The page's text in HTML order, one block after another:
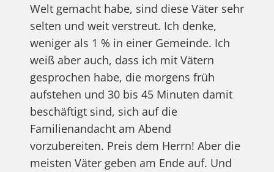
Welt gemacht habe, sind diese Väter sehr
selten und weit verstreut. Ich denke,
weniger als 1 % in einer Gemeinde. Ich
weiß aber auch, dass ich mit Vätern
gesprochen habe, die morgens früh
aufstehen und 30 bis 45 Minuten damit
beschäftigt sind, sich auf die
Familienandacht am Abend
vorzubereiten. Preis dem Herrn! Aber die
meisten Väter geben am Ende auf. Und